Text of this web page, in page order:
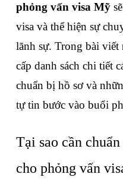
phỏng vấn visa Mỹ
visa và thể hiện sự
lãnh sự. Trong bài
cấp danh sách chi tiết
chuẩn bị hồ sơ và
tự tin bước vào buổi
Tại sao cần
cho phỏng vấn